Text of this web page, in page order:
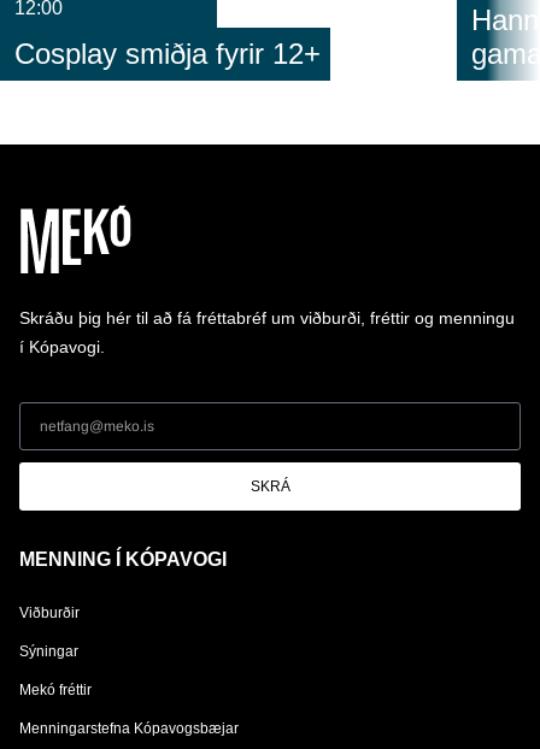
12:00
Cosplay smiðja fyrir 12+
Skráðu þig hér til að fá fréttabréf um viðburði, fréttir og menningu
í Kópavogi.
SKRÁ
MENNING Í KÓPAVOGI
Viðburðir
Sýningar
Mekó fréttir
Menningarstefna Kópavogsbæjar